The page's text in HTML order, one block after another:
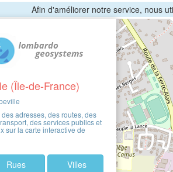
Afin d'améliorer notre service, nous
(Île-de-France)
adresses, des routes, des
des services publics et
sur la carte interactive de
Rues Villes